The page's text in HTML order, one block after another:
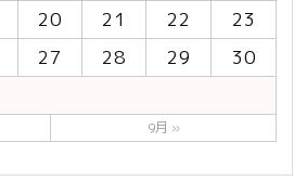
20 21 22
23
27 28 29
30
9月 »